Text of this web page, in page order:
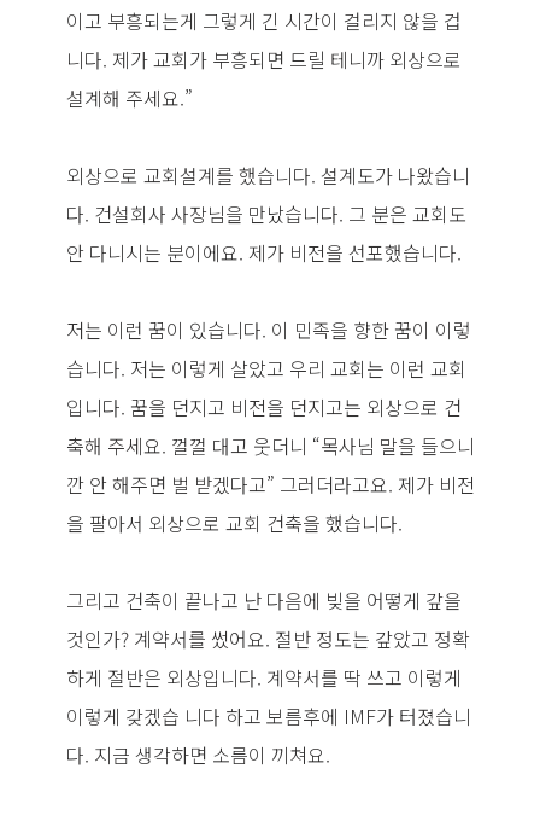
이고 부흥되는게 그렇게 긴 시간이 걸리지 않을 겁
니다. 제가 교회가 부흥되면 드릴 테니까 외상으로
설계해 주세요.”
외상으로 교회설계를 했습니다. 설계도가 나왔습니
다. 건설회사 사장님을 만났습니다. 그 분은 교회도
안 다니시는 분이에요. 제가 비전을 선포했습니다.
저는 이런 꿈이 있습니다. 이 민족을 향한 꿈이 이렇
습니다. 저는 이렇게 살았고 우리 교회는 이런 교회
입니다. 꿈을 던지고 비전을 던지고는 외상으로 건
축해 주세요. 껄껄 대고 웃더니 “목사님 말을 들으니
깐 안 해주면 벌 받겠다고” 그러더라고요. 제가 비전
을 팔아서 외상으로 교회 건축을 했습니다.
그리고 건축이 끝나고 난 다음에 빚을 어떻게 갚을
것인가? 계약서를 썼어요. 절반 정도는 갚았고 정확
하게 절반은 외상입니다. 계약서를 딱 쓰고 이렇게
이렇게 갖겠습 니다 하고 보름후에 IMF가 터졌습니
다. 지금 생각하면 소름이 끼쳐요.